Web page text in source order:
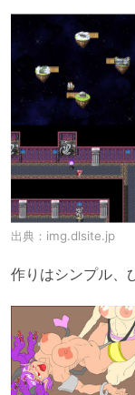
出典： img.dlsite.jp
作りはシンプル、